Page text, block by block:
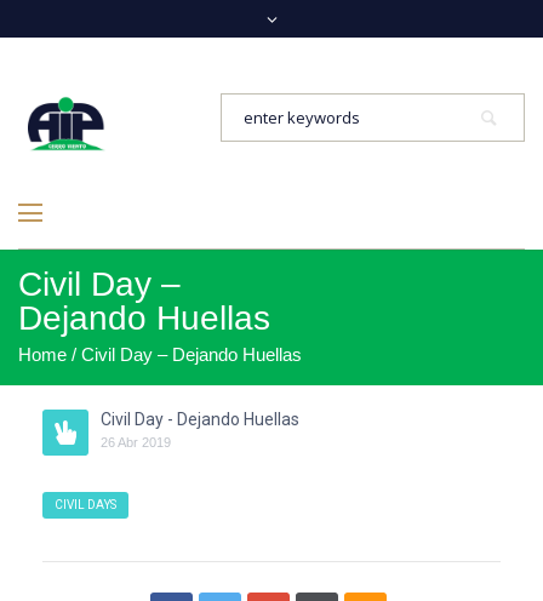
Civil Day –
Dejando Huellas
Home / Civil Day – Dejando Huellas
Civil Day - Dejando Huellas
26Abr 2019
CIVIL DAYS